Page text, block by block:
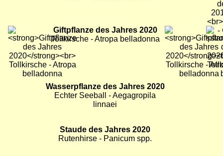
Bild
Giftpflanze des Jahres 2020
Tollkirsche - Atropa belladonna
Bild Bild
Wasserpflanze des Jahres 2020
Echter Seeball - Aegagropila
linnaei
Staude des Jahres 2020
Rutenhirse - Panicum spp.